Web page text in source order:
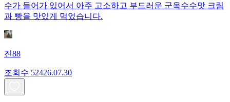
수가 들어가 있어서 아주 고소하고 부드러운 군옥수수맛 크림
과 빵을 맛있게 먹었습니다.
진88
조회수 52426.07.30